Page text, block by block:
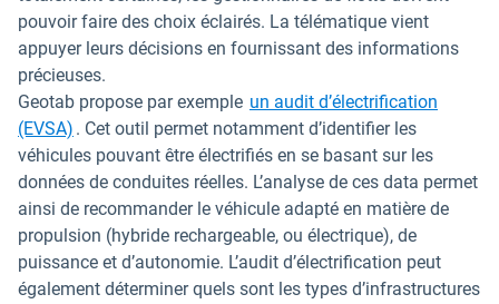
pouvoir faire des choix éclairés. La télématique vient
appuyer leurs décisions en fournissant des informations
précieuses.
Geotab propose par exemple un audit d’électrification
(EVSA) . Cet outil permet notamment d’identifier les
véhicules pouvant être électrifiés en se basant sur les
données de conduites réelles. L’analyse de ces data permet
ainsi de recommander le véhicule adapté en matière de
propulsion (hybride rechargeable, ou électrique), de
puissance et d’autonomie. L’audit d’électrification peut
également déterminer quels sont les types d’infrastructures